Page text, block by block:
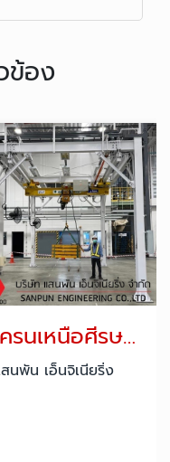
ข้อง
เครนเหนือศีรษะแขวนวิ่งใต้ราง
นพัน เอ็นจิเนียริ่ง